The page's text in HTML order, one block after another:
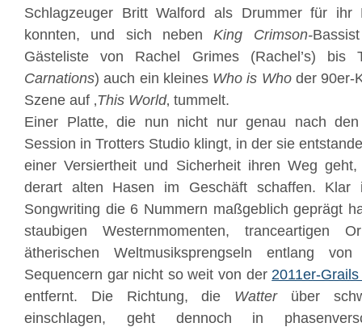
Schlagzeuger Britt Walford als Drummer für ihr
konnten, und sich nebenKing Crimson-
Gästeliste von Rachel Grimes (Rachel’s) bis
Carnations) auch ein kleines Who is Whoder 90er-
Szene auf ‚This World‚ tummelt.
Einer Platte, die nun nicht nur genau nach den
Session in Trotters Studio klingt, in der sie
einer Versiertheit und Sicherheit ihren Weg
derart alten Hasen im Geschäft schaffen. Klar
Songwriting die 6 Nummern maßgeblich geprägt
staubigen Westernmomenten, tranceartigen
ätherischen Weltmusiksprengseln entlang
Sequencern gar nicht so weit von der 2011er-Grails
entfernt. Die Richtung, die Watterüber
einschlagen, geht dennoch in